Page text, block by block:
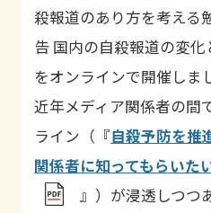
殺報道のあり方を考え
告 国内の自殺報道の変化
をオンラインで開催しま
近年メディア関係者の間
ライン（『自殺予防を推
関係者に知ってもらいた
』）が浸透しつつ